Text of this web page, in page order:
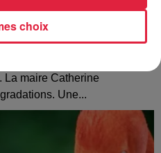
: Catherine
La maire Catherine
Une...
choix